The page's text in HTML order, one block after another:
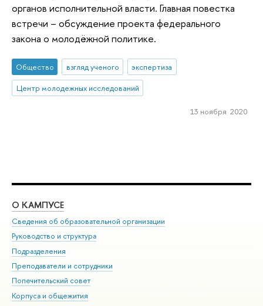
органов исполнительной власти. Главная повестка
встречи – обсуждение проекта федерального
закона о молодёжной политике.
Общество взгляд ученого
экспертиза
Центр молодежных исследований
13 ноября 2020
О КАМПУСЕ
Сведения об образовательной организации
Руководство и структура
Подразделения
Преподаватели и сотрудники
Попечительский совет
Корпуса и общежития